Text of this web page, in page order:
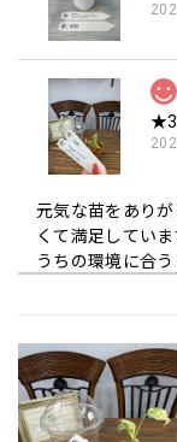
元気な苗をあり
くて満足してい
うちの環境に合う
この度
がとうご
梱包や
こと、
😊 早速